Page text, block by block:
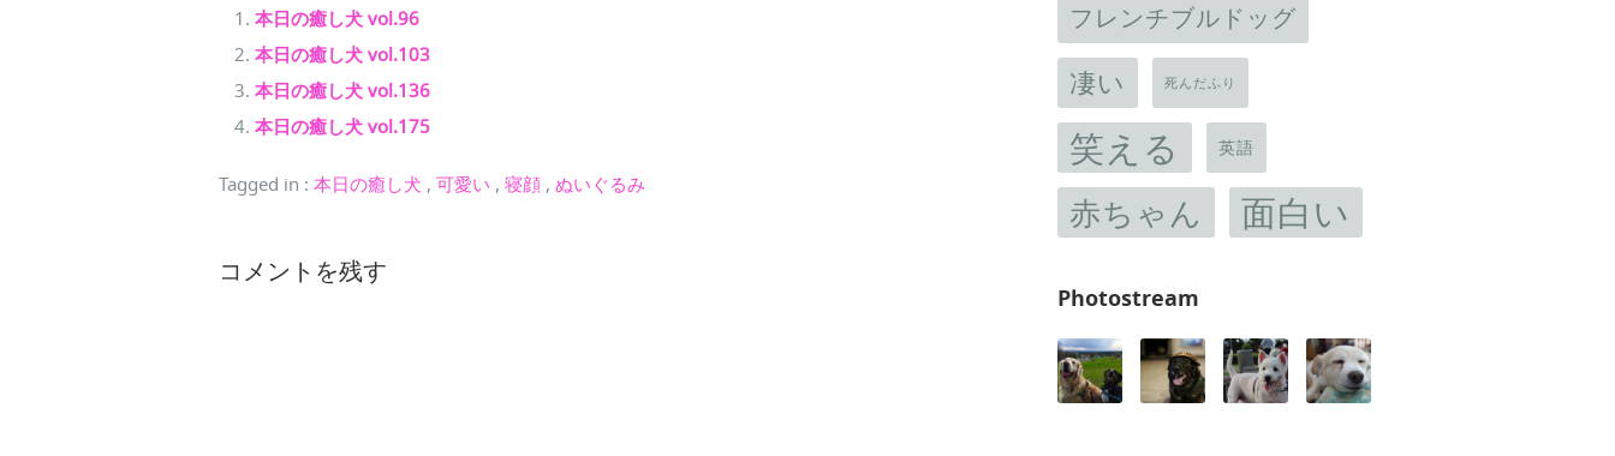
本日の癒し犬 vol.96
本日の癒し犬 vol.103
本日の癒し犬 vol.136
本日の癒し犬 vol.175
Tagged in : 本日の癒し犬 , 可愛い , 寝顔 , ぬいぐるみ
コメントを残す
フレンチブルドッグ
凄い 死んだふり
笑える 英語
赤ちゃん 面白い
Photostream